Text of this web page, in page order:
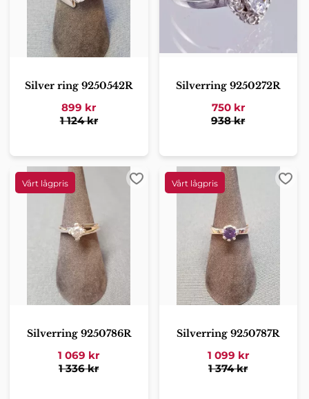
Silver ring 9250542R
899 kr
1 124kr
Silverring 9250272R
750kr
938kr
Silverring 9250786R
1 069 kr
1 336kr
Lägg till i favoriter
Silverring 9250787R
1 099 kr
1 374kr